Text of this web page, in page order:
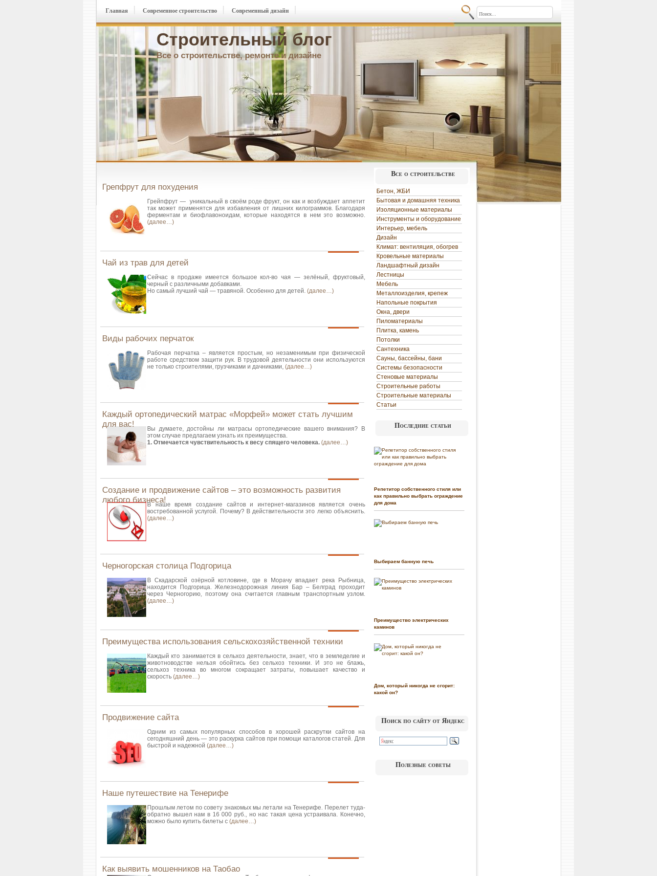
Строительный блог
Все о строительстве, ремонте и дизайне
Главная Современное строительство Современный дизайн
Грепфрут для похудения
Грейпфрут — уникальный в своём роде фрукт, он как и возбуждает аппетит
так может применятся для избавления от лишних килограммов. Благодаря
ферментам и биофлавоноидам, которые находятся в нем это возможно.
(далее…)
Чай из трав для детей
Сейчас в продаже имеется большое кол-во чая — зелёный, фруктовый,
черный с различными добавками.
Но самый лучший чай — травяной. Особенно для детей. (далее…)
Виды рабочих перчаток
Рабочая перчатка – является простым, но незаменимым при физической
работе средством защити рук. В трудовой деятельности они используются
не только строителями, грузчиками и дачниками, (далее…)
Каждый ортопедический матрас «Морфей» может стать лучшим
для вас!
Вы думаете, достойны ли матрасы ортопедические вашего внимания? В
этом случае предлагаем узнать их преимущества.
1. Отмечается чувствительность к весу спящего человека. (далее…)
Создание и продвижение сайтов – это возможность развития
любого бизнеса!В наше время создание сайтов и интернет-магазинов является очень
востребованной услугой. Почему? В действительности это легко объяснить.
(далее…)
Черногорская столица Подгорица
В Скадарской озёрной котловине, где в Морачу впадает река Рыбница,
находится Подгорица. Железнодорожная линия Бар – Белград проходит
через Черногорию, поэтому она считается главным транспортным узлом.
(далее…)
Преимущества использования сельскохозяйственной техники
Каждый кто занимается в сельхоз деятельности, знает, что в земледелие и
животноводстве нельзя обойтись без сельхоз техники. И это не блажь,
сельхоз техника во многом сокращает затраты, повышает качество и
скорость (далее…)
Продвижение сайта
Одним из самых популярных способов в хорошей раскрутки сайтов на
сегодняшний день — это раскурка сайтов при помощи каталогов статей. Для
быстрой и надежной (далее…)
Наше путешествие на Тенерифе
Прошлым летом по совету знакомых мы летали на Тенерифе. Перелет туда-
обратно вышел нам в 16 000 руб., но нас такая цена устраивала. Конечно,
можно было купить билеты с (далее…)
Как выявить мошенников на Таобао
Все о строительстве
Бетон, ЖБИ
Бытовая и домашняя техника
Изоляционные материалы
Инструменты и оборудование
Интерьер, мебель
Дизайн
Климат: вентиляция, обогрев
Кровельные материалы
Ландшафтный дизайн
Лестницы
Мебель
Металлоизделия, крепеж
Напольные покрытия
Окна, двери
Пиломатериалы
Плитка, камень
Потолки
Сантехника
Сауны, бассейны, бани
Системы безопасности
Стеновые материалы
Строительные работы
Строительные материалы
Статьи
Последние статьи
Репетитор собственного стиля или
как правильно выбрать ограждение
для дома
Выбираем банную печь
Преимущество электрических
каминов
Дом, который никогда не сгорит:
какой он?
Поиск по сайту от Яндекс
Полезные советы